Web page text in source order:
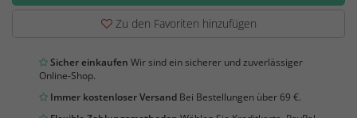
Zu den Favoriten hinzufügen
Sicher einkaufen Wir sind ein sicherer und zuverlässiger
Online-Shop.
Immer kostenloser Versand Bei Bestellungen über 69 €.